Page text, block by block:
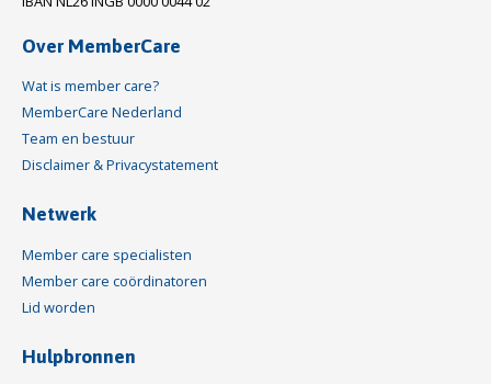
Over MemberCare
Wat is member care?
MemberCare Nederland
Team en bestuur
Disclaimer & Privacystatement
Netwerk
Member care specialisten
Member care coördinatoren
Lid worden
Hulpbronnen